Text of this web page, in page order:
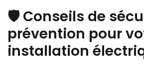
🛡️ Conseils de
prévention pour
installation